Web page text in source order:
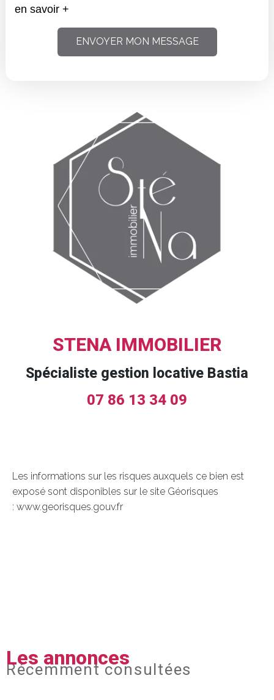
en savoir +
ENVOYER MON MESSAGE
STENA IMMOBILIER
Spécialiste gestion locative Bastia
07 86 13 34 09
Les informations sur les risques auxquels ce bien est
exposé sont disponibles sur le site Géorisques
: www.georisques.gouv.fr
Les annonces
Récemment consultées